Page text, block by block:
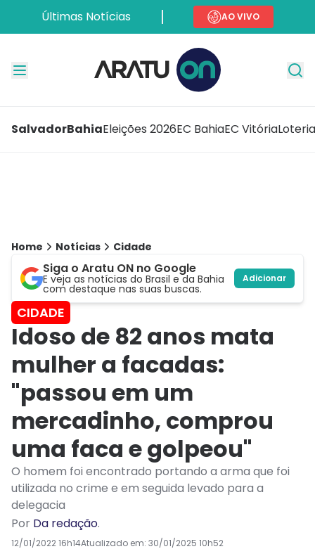
Últimas Notícias AO VIVO
SalvadorBahiaEleições 2026EC BahiaEC Vitória
Home Notícias Cidade
Siga o Aratu ON no Google
E veja as notícias do Brasil e da Bahia
com destaque nas suas buscas.
Adicionar
CIDADE
Idoso de 82 anos mata
mulher a facadas:
"passou em um
mercadinho, comprou
uma faca e golpeou"
O homem foi encontrado portando a arma que foi
utilizada no crime e em seguida levado para a
delegacia
Por Da redação.
12/01/2022 16h14Atualizado em: 30/01/2025 10h52